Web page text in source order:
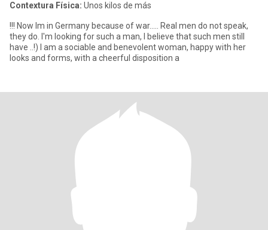
Contextura Física: Unos kilos de más
!!! Now Im in Germany because of war..... Real men do not speak,
they do. I'm looking for such a man, I believe that such men still
have ..!) I am a sociable and benevolent woman, happy with her
looks and forms, with a cheerful disposition a